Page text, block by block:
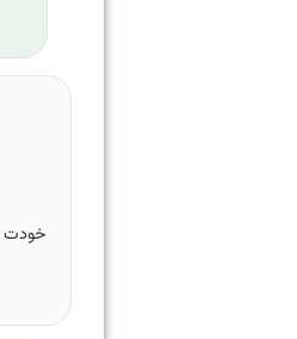
خودت